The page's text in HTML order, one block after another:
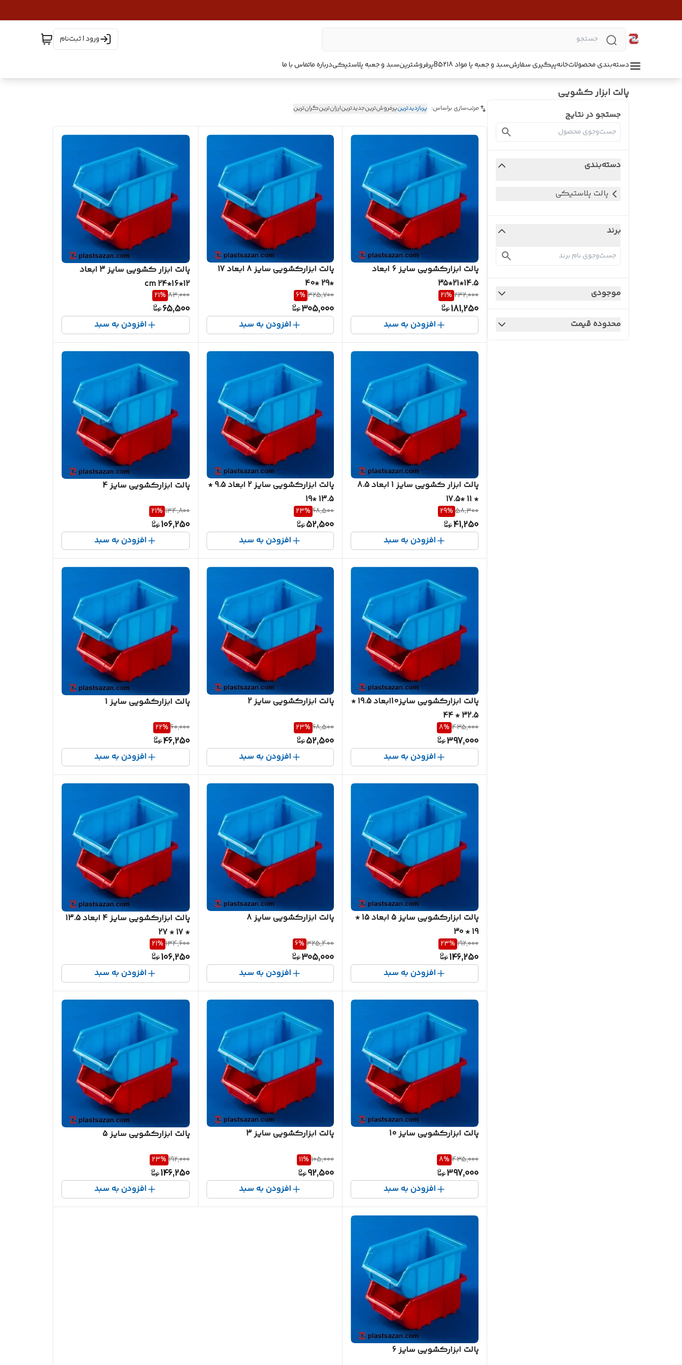
ورود | ثبت‌نام
دسته‌بندی محصولاتخانهپیگیری سفارشسبد و جعبه یا مواد B5218 پرفروشترینسبد و جعبه پلاستیکیدرباره ماتماس با ما
پالت ابزار کشویی
جستجو در نتایج
دسته‌بندی
پالت پلاستیکی
برند
موجودی
محدوده قیمت
مرتب‌سازی براساس: پربازدیدترینپرفروش‌ترینجدیدترینارزان‌ترینگران‌ترین
پالت ابزارکشویی سایز 6 ابعاد
14.5*21*35
232,000
21%
181,250
افزودن به سبد
پالت ابزارکشویی سایز 8 ابعاد 17
*29 *40
325,700
6%
305,000
افزودن به سبد
پالت ابزار کشویی سایز 3 ابعاد
12*16*24 cm
83,000
21%
65,500
افزودن به سبد
پالت ابزار کشویی سایز 1 ابعاد 8.5
* 11 *17.5
58,300
29%
41,250
افزودن به سبد
پالت ابزارکشویی سایز 2 ابعاد 9.5 *
13.5 *19
68,500
23%
52,500
افزودن به سبد
پالت ابزارکشویی سایز 4
134,800
21%
106,250
افزودن به سبد
پالت ابزارکشویی سایز10ابعاد 19.5 *
32.5 * 44
435,000
8%
397,000
افزودن به سبد
پالت ابزارکشویی سایز 2
68,500
23%
52,500
افزودن به سبد
پالت ابزارکشویی سایز 1
60,000
22%
46,250
افزودن به سبد
پالت ابزارکشویی سایز 5 ابعاد 15 *
19 * 30
192,000
23%
146,250
افزودن به سبد
پالت ابزارکشویی سایز 8
325,400
6%
305,000
افزودن به سبد
پالت ابزارکشویی سایز 4 ابعاد 13.5
* 17 * 27
134,600
21%
106,250
افزودن به سبد
پالت ابزارکشویی سایز 10
435,000
8%
397,000
افزودن به سبد
پالت ابزارکشویی سایز 3
105,000
11%
92,500
افزودن به سبد
پالت ابزارکشویی سایز 5
192,000
23%
146,250
افزودن به سبد
پالت ابزارکشویی سایز 6